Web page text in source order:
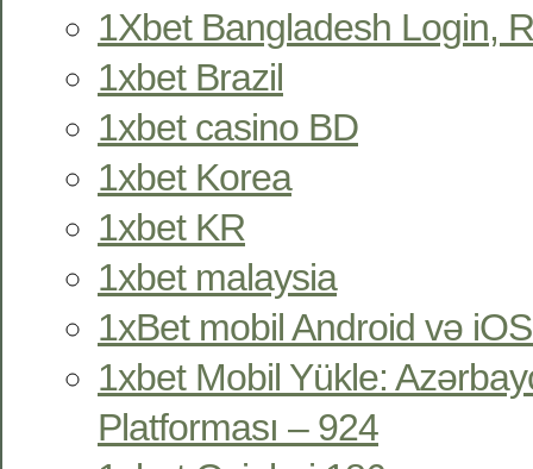
1Xbet Bangladesh Login,
1xbet Brazil
1xbet casino BD
1xbet Korea
1xbet KR
1xbet malaysia
1xBet mobil Android və
1xbet Mobil Yükle:
Platforması – 924